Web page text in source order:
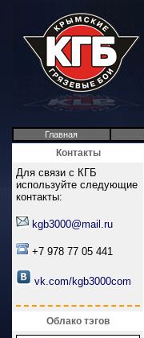
Главная
Контакты
Для связи с КГБ
используйте следующие
контакты:
kgb3000@mail.ru
+7 978 77 05 441
vk.com/kgb3000com
Облако тэгов